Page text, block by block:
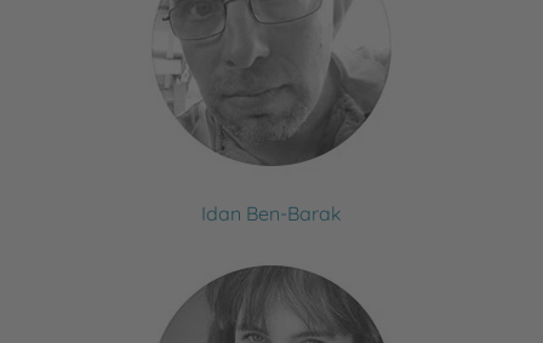
Idan Ben-Barak